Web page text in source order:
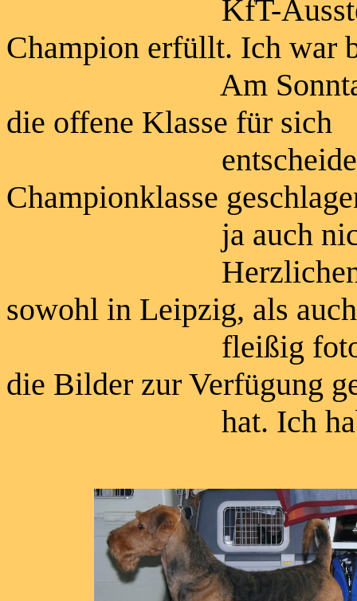
KfT-
Champion erfüllt. Ich war
Am Sonntag auf
die offene Klasse für sich
entscheiden,
Championklasse
ja auch nicht
Herzlichen Dank
sowohl in Leipzig, als
fleißig fotografiert
die Bilder zur Verfügung
hat. Ich habe